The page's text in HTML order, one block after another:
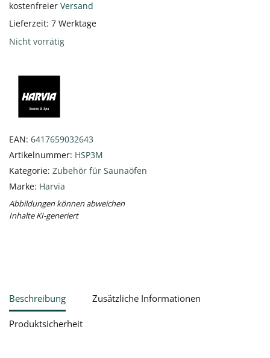
kostenfreier Versand
Lieferzeit: 7 Werktage
Nicht vorrätig
EAN: 6417659032643
Artikelnummer: HSP3M
Kategorie: Zubehör für Saunaöfen
Marke: Harvia
Abbildungen können abweichen
Inhalte KI-generiert
Beschreibung Zusätzliche Informationen
Produktsicherheit